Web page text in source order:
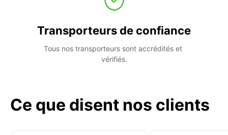
Transporteurs de confiance
Tous nos transporteurs sont accrédités et
vérifiés.
Ce que disent nos clients